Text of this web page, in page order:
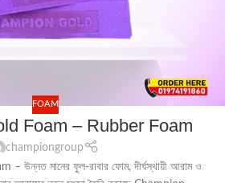
FOAM
Foam – Rubber Foam
championgroup
উন্নত মানের ফুল-রাবার ফোম, দীর্ঘস্থায়ী আরাম ও